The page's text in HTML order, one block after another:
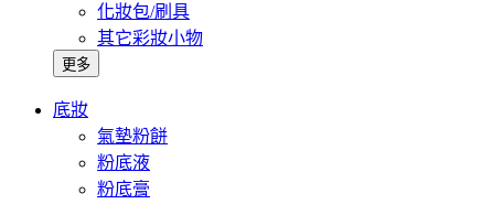
化妝包/刷具
其它彩妝小物
更多
底妝
氣墊粉餅
粉底液
粉底膏